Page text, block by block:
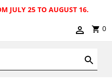
JULY 25 TO AUGUST 16.
0